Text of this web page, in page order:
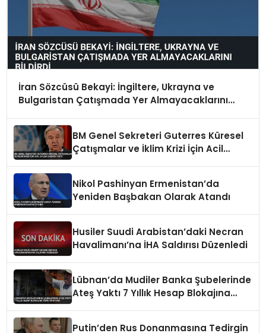
İran Sözcüsü Bekayi: İngiltere, Ukrayna ve
Bulgaristan Çatışmada Yer Almayacaklarını
BM Genel Sekreteri Guterres Küresel
Çatışmalar ve İklim Krizi İçin Acil
Nikol Pashinyan Ermenistan’da
Yeniden Başbakan Olarak Atandı
Husiler Suudi Arabistan’daki Necran
Havalimanı’na İHA Saldırısı Düzenledi
Lübnan’da Mudiler Banka Şubelerinde
Ateş Yaktı 7 Yıllık Hesap Blokajına
Putin’den Rus Donanmasına Tedirgin